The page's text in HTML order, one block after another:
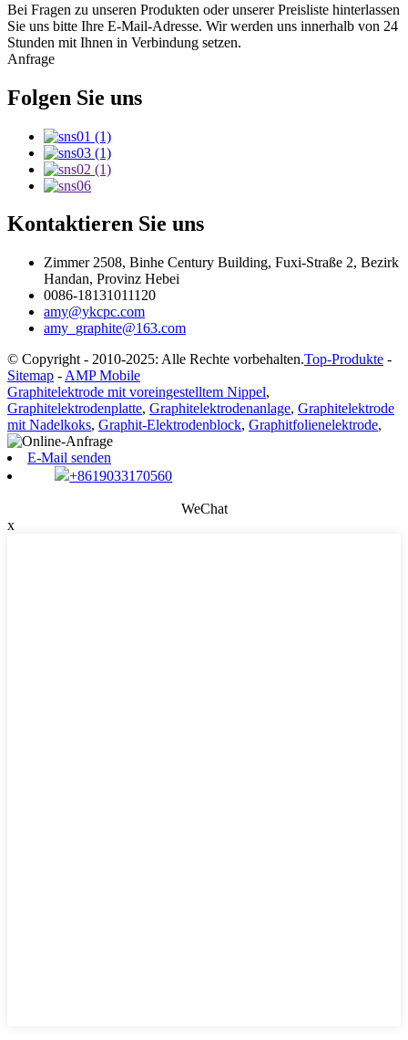
Bei Fragen zu unseren Produkten oder unserer Preisliste hinterlassen
Sie uns bitte Ihre E-Mail-Adresse. Wir werden uns innerhalb von 24
Stunden mit Ihnen in Verbindung setzen.
Anfrage
Folgen Sie uns
Kontaktieren Sie uns
Zimmer 2508, Binhe Century Building, Fuxi-Straße 2, Bezirk
Handan, Provinz Hebei
0086-18131011120
amy@ykcpc.com
amy_graphite@163.com
© Copyright - 2010-2025: Alle Rechte vorbehalten.Top-Produkte -
Sitemap - AMP Mobile
Graphitelektrode mit voreingestelltem Nippel,
Graphitelektrodenplatte, Graphitelektrodenanlage, Graphitelektrode
mit Nadelkoks, Graphit-Elektrodenblock, Graphitfolienelektrode,
E-Mail senden
+8619033170560
WeChat
x